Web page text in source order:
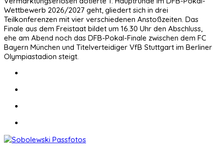
Wettbewerb 2026/2027 geht, gliedert sich in drei
Teilkonferenzen mit vier verschiedenen Anstoßzeiten. Das
Finale aus dem Freistaat bildet um 16.30 Uhr den Abschluss,
ehe am Abend noch das DFB-Pokal-Finale zwischen dem FC
Bayern München und Titelverteidiger VfB Stuttgart im Berliner
Olympiastadion steigt.